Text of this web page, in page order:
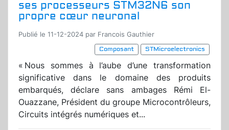
ses processeurs STM32N6 son
propre cœur neuronal
Publié le 11-12-2024 par Francois Gauthier
Composant
STMicroelectronics
« Nous sommes à l’aube d’une transformation
significative dans le domaine des produits
embarqués, déclare sans ambages Rémi El-
Ouazzane, Président du groupe Microcontrôleurs,
Circuits intégrés numériques et...